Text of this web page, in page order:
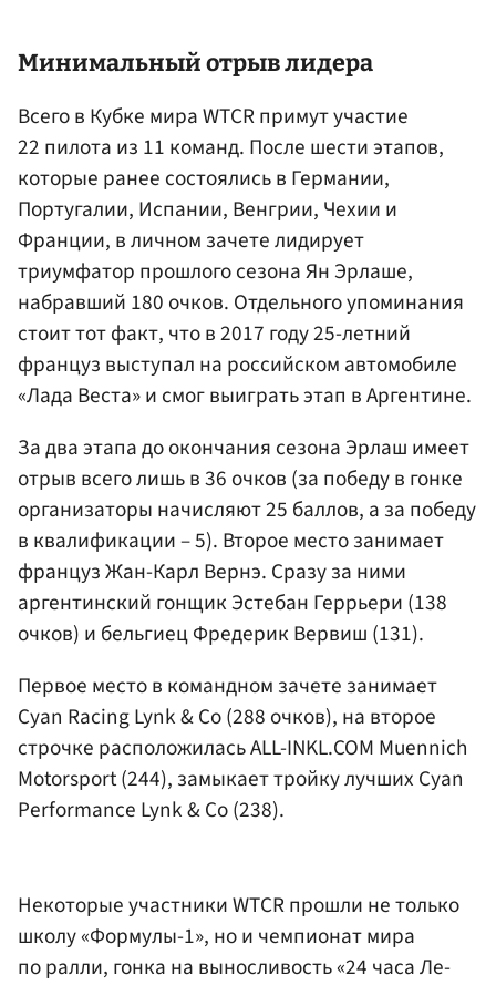
Минимальный отрыв лидера
Всего в Кубке мира WTCR примут участие
22 пилота из 11 команд. После шести этапов,
которые ранее состоялись в Германии,
Португалии, Испании, Венгрии, Чехии и
Франции, в личном зачете лидирует
триумфатор прошлого сезона Ян Эрлаше,
набравший 180 очков. Отдельного упоминания
стоит тот факт, что в 2017 году 25-летний
француз выступал на российском автомобиле
«Лада Веста» и смог выиграть этап в Аргентине.
За два этапа до окончания сезона Эрлаш имеет
отрыв всего лишь в 36 очков (за победу в гонке
организаторы начисляют 25 баллов, а за победу
в квалификации – 5). Второе место занимает
француз Жан-Карл Вернэ. Сразу за ними
аргентинский гонщик Эстебан Геррьери (138
очков) и бельгиец Фредерик Вервиш (131).
Первое место в командном зачете занимает
Cyan Racing Lynk & Co (288 очков), на второе
строчке расположилась ALL-INKL.COM Muennich
Motorsport (244), замыкает тройку лучших Cyan
Performance Lynk & Co (238).
Некоторые участники WTCR прошли не только
школу «Формулы-1», но и чемпионат мира
по ралли, гонка на выносливость «24 часа Ле-